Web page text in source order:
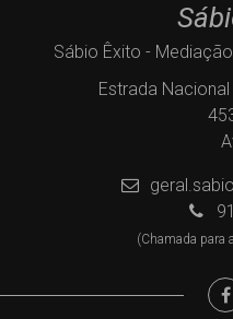
Sábio Êxito -
Estrada Nacional
(Chamada para